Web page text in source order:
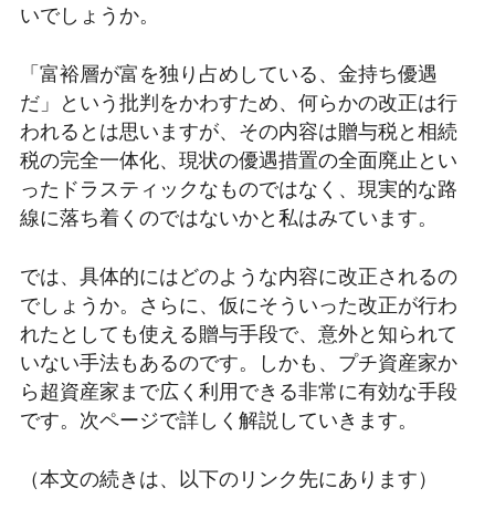
いでしょうか。
「富裕層が富を独り占めしている、金持ち優遇
だ」という批判をかわすため、何らかの改正は行
われるとは思いますが、その内容は贈与税と相続
税の完全一体化、現状の優遇措置の全面廃止とい
ったドラスティックなものではなく、現実的な路
線に落ち着くのではないかと私はみています。
では、具体的にはどのような内容に改正されるの
でしょうか。さらに、仮にそういった改正が行わ
れたとしても使える贈与手段で、意外と知られて
いない手法もあるのです。しかも、プチ資産家か
ら超資産家まで広く利用できる非常に有効な手段
です。次ページで詳しく解説していきます。
（本文の続きは、以下のリンク先にあります）